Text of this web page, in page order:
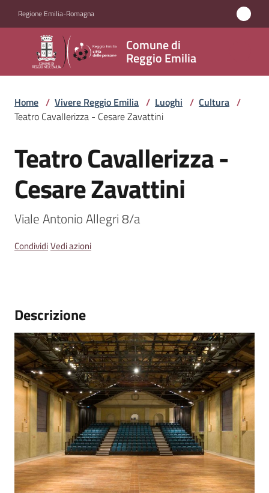
Regione Emilia-Romagna
Comune di
Reggio Emilia
Comune
di
Reggio
Emilia
Amministrazione
Servizi
Novità
Vivere
Tutti
gli
argomenti
r
s
m
Home / Vivere Reggio Emilia / Luoghi / Cultura /
Teatro Cavallerizza - Cesare Zavattini
Salta al contenuto
Teatro Cavallerizza -
Cesare Zavattini
Viale Antonio Allegri 8/a
CondividiVedi azioni
Descrizione